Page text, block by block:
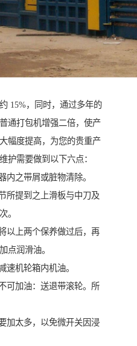
15%，同时，通过多年的
通打包机增强二倍，使产
幅度提高，为您的贵重产
护需要做到以下六点：
之带屑或脏物清除。
提到之上滑板与中刀及
。
上两个保养做过后，再
点润滑油。
机轮箱内机油。
加油：送退带滚轮。所
太多，以免微开关因浸